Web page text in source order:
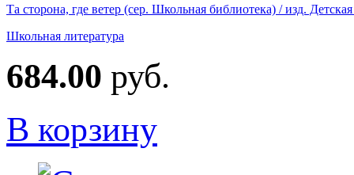
Та сторона, где ветер (сер. Школьная библиотека) / изд.
Школьная литература
684.00 руб.
В корзину